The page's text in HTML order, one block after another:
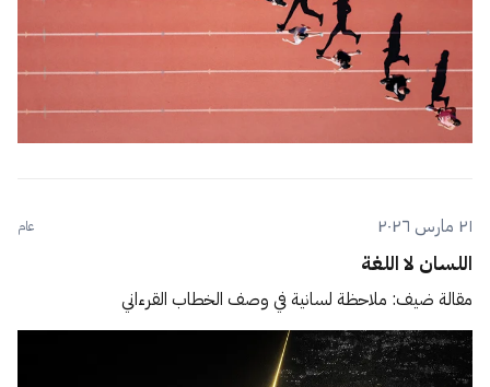
٢١ مارس ٢٠٢٦ عام
اللسان لا اللغة
مقالة ضيف: ملاحظة لسانية في وصف الخطاب القرءاني